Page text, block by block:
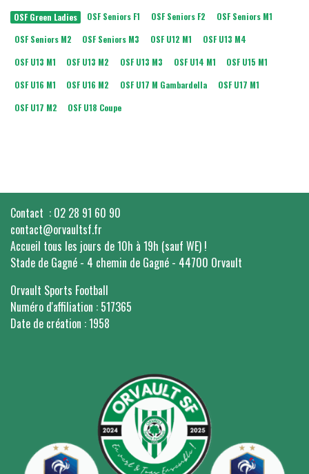
OSF Green Ladies
OSF Seniors F1 OSF Seniors F2
OSF Seniors M1
OSF Seniors M2
OSF Seniors M3 OSF U12 M1
OSF U13 M4
OSF U13 M1
OSF U13 M2 OSF U13 M3 OSF U14 M1
OSF U15 M1
OSF U16 M1
OSF U16 M2 OSF U17 M Gambardella
OSF U17 M1
OSF U17 M2
OSF U18 Coupe
Contact : 02 28 91 60 90
contact@orvaultsf.fr
Accueil tous les jours de 10h à 19h (sauf WE) !
Stade de Gagné - 4 chemin de Gagné - 44700 Orvault
Orvault Sports Football
Numéro d'affiliation : 517365
Date de création : 1958